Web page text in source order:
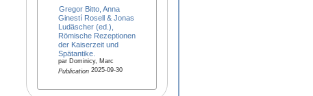
Gregor Bitto, Anna
Ginestí Rosell & Jonas
Ludäscher (ed.),
Römische Rezeptionen
der Kaiserzeit und
Spätantike.
par Dominicy, Marc
Publication2025-09-30